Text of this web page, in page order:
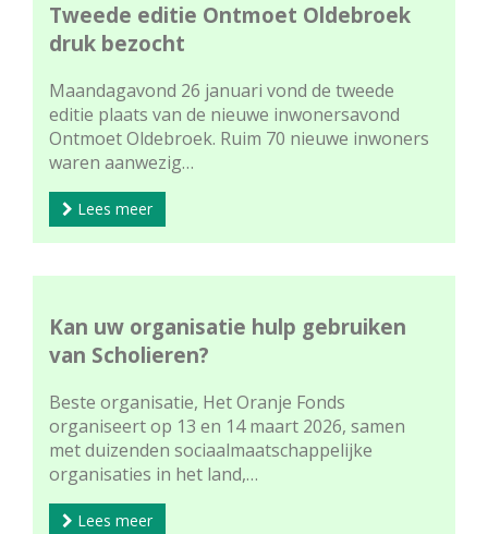
Tweede editie Ontmoet Oldebroek
druk bezocht
Maandagavond 26 januari vond de tweede
editie plaats van de nieuwe inwonersavond
Ontmoet Oldebroek. Ruim 70 nieuwe inwoners
waren aanwezig…
Lees meer
Kan uw organisatie hulp gebruiken
van Scholieren?
Beste organisatie, Het Oranje Fonds
organiseert op 13 en 14 maart 2026, samen
met duizenden sociaalmaatschappelijke
organisaties in het land,…
Lees meer